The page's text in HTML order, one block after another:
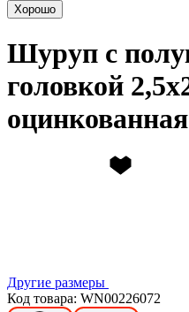
Хорошо
Шуруп с
головкой
Другие размеры
Код товара: WN00226072